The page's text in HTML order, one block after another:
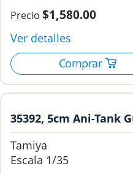
$1,580.00
35392, 5cm Ani-Tank
1/35, Tamiya.
Tamiya
1/35